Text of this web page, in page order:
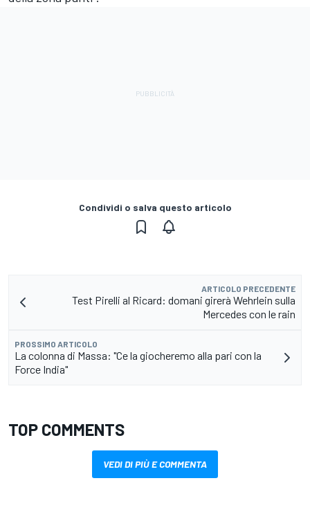
Condividi o salva questo articolo
ARTICOLO PRECEDENTE
Test Pirelli al Ricard: domani girerà Wehrlein sulla
Mercedes con le rain
PROSSIMO ARTICOLO
La colonna di Massa: "Ce la giocheremo alla pari con la
Force India"
TOP COMMENTS
VEDI DI PIÙ E COMMENTA